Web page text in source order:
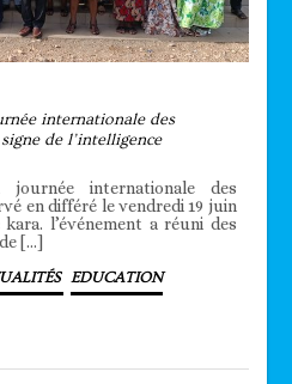
internationale des
de l’intelligence
internationale des
en différé le vendredi 19 juin
l’événement a réuni des
[…]
EDUCATION